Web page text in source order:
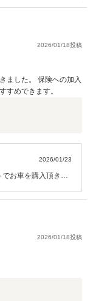
などのお車のこと
とも末永いお付き
2026/01/18投稿
ました。 保険への加入
すめできます。
2026/01/23
お車を購入頂き誠
のお車のことで何
末永いお付き合い
2026/01/18投稿